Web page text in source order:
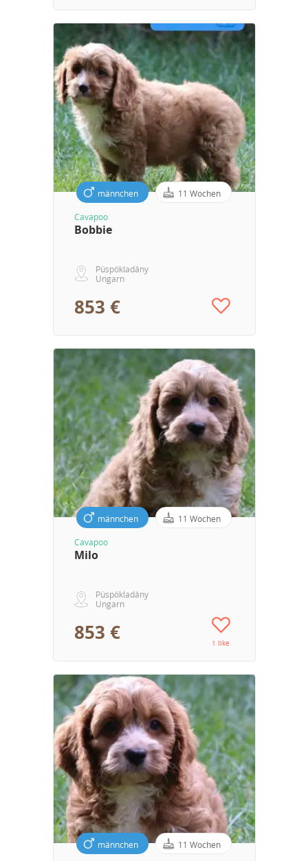
männchen 11 Wochen
Cavapoo
Bobbie
Püspökladány
Ungarn
853 €
männchen 11 Wochen
Cavapoo
Milo
Püspökladány
Ungarn
853 € 1 like
männchen 11 Wochen